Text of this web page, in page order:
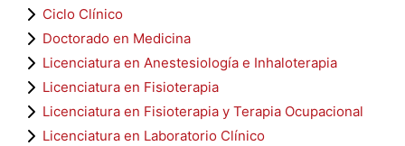
Ciclo Clínico
Doctorado en Medicina
Licenciatura en Anestesiología e Inhaloterapia
Licenciatura en Fisioterapia
Licenciatura en Fisioterapia y Terapia Ocupacional
Licenciatura en Laboratorio Clínico